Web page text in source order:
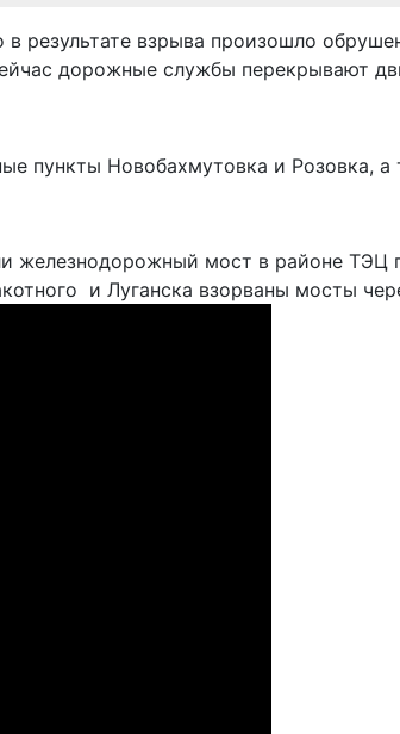
результате взрыва произошло
дорожные службы перекрывают
пункты Новобахмутовка и Розовка,
железнодорожный мост в районе
и Луганска взорваны мосты